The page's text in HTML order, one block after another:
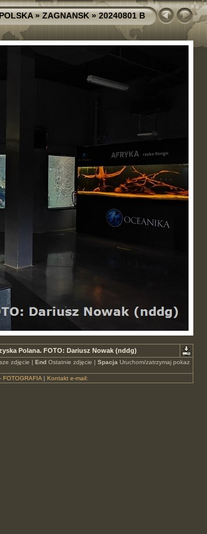
»ZAGNANSK»20240801 B
Polana. FOTO: Dariusz Nowak (nddg)
zdjęcie | EndOstatnie zdjęcie | Spacja Uruchom/zatrzymaj pokaz
FOTOGRAFIA| Kontakt e-mail: